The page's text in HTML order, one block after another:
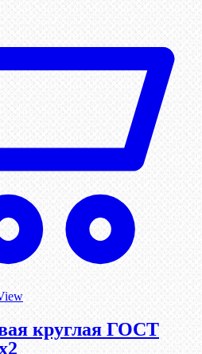
круглая ГОСТ